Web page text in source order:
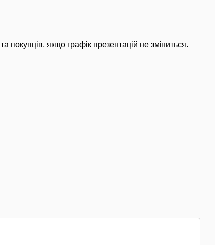
покупців, якщо графік презентацій не зміниться.